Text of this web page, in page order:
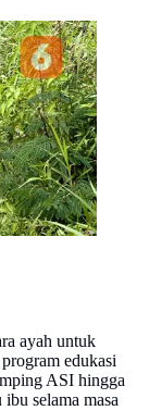
Kembang,
anak
ayah untuk
edukasi
ASI hingga
selama masa